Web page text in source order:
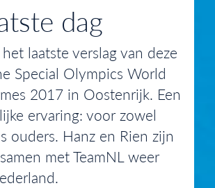
dag
laatste verslag van deze
Special Olympics World
2017 in Oostenrijk. Een
ervaring: voor zowel
ouders. Hanz en Rien zijn
met TeamNL weer